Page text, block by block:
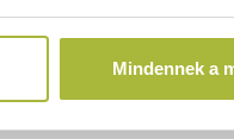
Mindennek a
kompresszorral.